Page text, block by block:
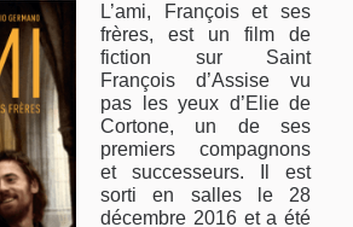
L’ami, François et ses
frères, est un film de
fiction sur Saint
François d’Assise vu
pas les yeux d’Elie de
Cortone, un de ses
premiers compagnons
et successeurs. Il est
sorti en salles le 28
décembre 2016 et a été